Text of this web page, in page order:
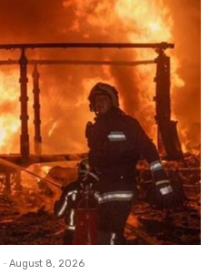
- August 8, 2026